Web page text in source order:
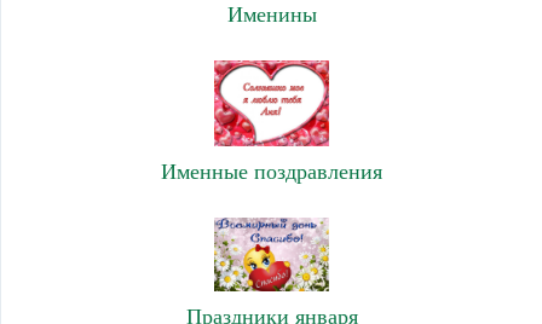
Именины
Именные поздравления
Праздники января